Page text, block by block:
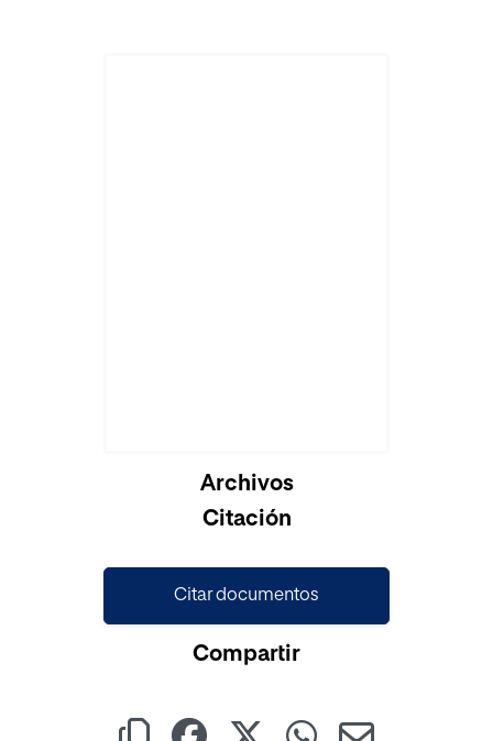
Archivos
Citación
Citar documentos
Compartir